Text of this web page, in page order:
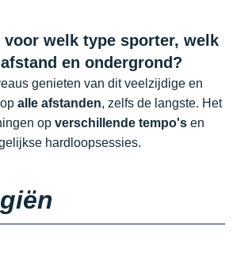
voor welk type sporter, welk
en ondergrond?
genieten van dit veelzijdige en
alle afstanden, zelfs de langste. Het
op verschillende tempo's en
hardloopsessies.